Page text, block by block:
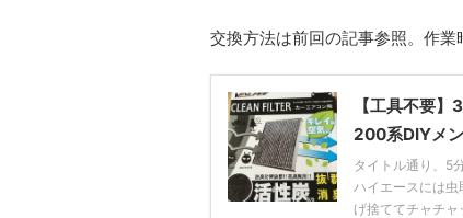
交換方法は前回の記事参照。作業
【工具不要
200系DIYメ
タイトル通り、5
ハイエースには
げ捨ててチャチャ